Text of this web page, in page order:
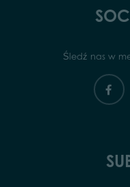
Śledź nas w